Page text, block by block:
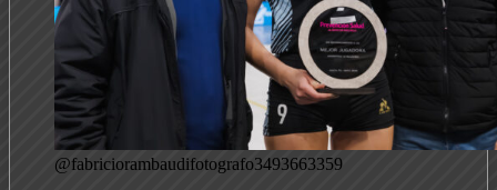
@fabriciorambaudifotografo3493663359